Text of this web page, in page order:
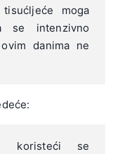
moga
se intenzivno
danima ne
koristeći se